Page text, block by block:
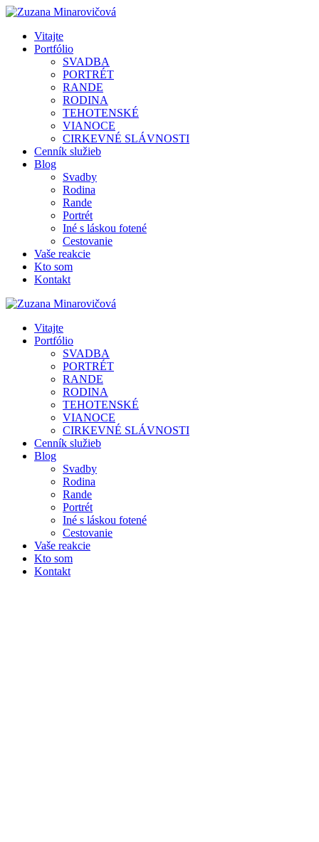
Vitajte
Portfólio
SVADBA
PORTRÉT
RANDE
RODINA
TEHOTENSKÉ
VIANOCE
CIRKEVNÉ SLÁVNOSTI
Cenník služieb
Blog
Svadby
Rodina
Rande
Portrét
Iné s láskou fotené
Cestovanie
Vaše reakcie
Kto som
Kontakt
Vitajte
Portfólio
SVADBA
PORTRÉT
RANDE
RODINA
TEHOTENSKÉ
VIANOCE
CIRKEVNÉ SLÁVNOSTI
Cenník služieb
Blog
Svadby
Rodina
Rande
Portrét
Iné s láskou fotené
Cestovanie
Vaše reakcie
Kto som
Kontakt